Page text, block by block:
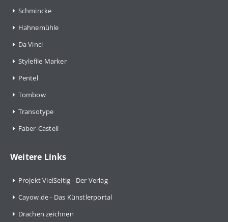
Schmincke
Hahnemühle
Da Vinci
Stylefile Marker
Pentel
Tombow
Transotype
Faber-Castell
Weitere Links
Projekt VielSeitig - Der Verlag
Cayow.de - Das Künstlerportal
Drachen zeichnen